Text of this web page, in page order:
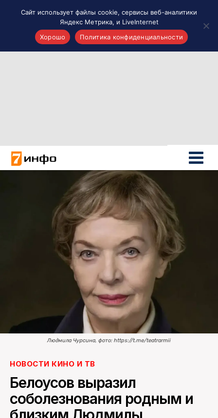
Новости России
Политика
Новости мира
Все материалы 7инфо
ПОИСК ПО САЙТУ
Людмила Чурсина, фото: https://t.me/teatrarmii
НОВОСТИ КИНО И ТВ
Белоусов выразил
соболезнования родным и
близким Людмилы
Сайт использует файлы cookie, сервисы веб-аналитики
Яндекс Метрика, и LiveInternet
Хорошо
Политика конфиденциальности